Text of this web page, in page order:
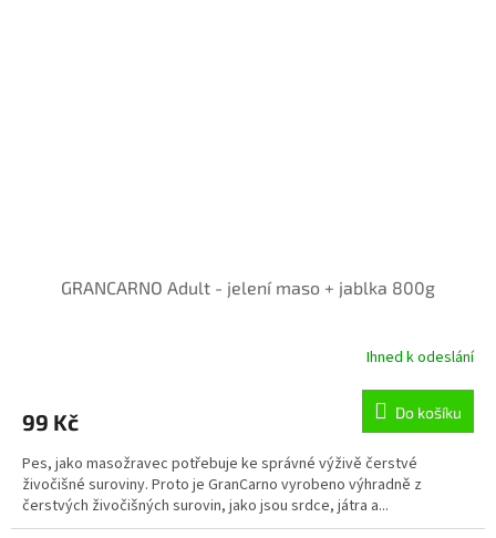
GRANCARNO Adult - jelení maso + jablka 800g
Ihned k odeslání
99 Kč Do košíku
Pes, jako masožravec potřebuje ke správné výživě čerstvé
živočišné suroviny. Proto je GranCarno vyrobeno výhradně z
čerstvých živočišných surovin, jako jsou srdce, játra a...